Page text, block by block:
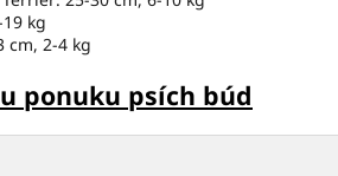
kg
cm, 2-4 kg
ponuku psích búd